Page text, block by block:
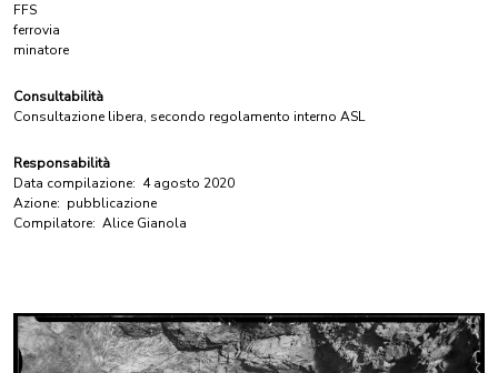
FFS
ferrovia
minatore
Consultabilità
Consultazione libera, secondo regolamento interno ASL
Responsabilità
Data compilazione: 4 agosto 2020
Azione: pubblicazione
Compilatore: Alice Gianola